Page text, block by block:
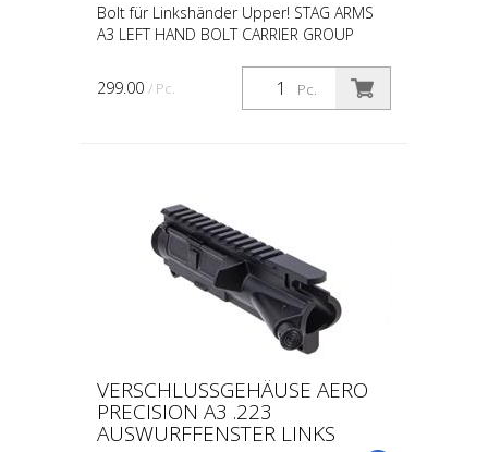
Bolt für Linkshänder Upper! STAG ARMS
A3 LEFT HAND BOLT CARRIER GROUP
Pc.
299.00 / Pc.
VERSCHLUSSGEHÄUSE AERO
PRECISION A3 .223
AUSWURFFENSTER LINKS